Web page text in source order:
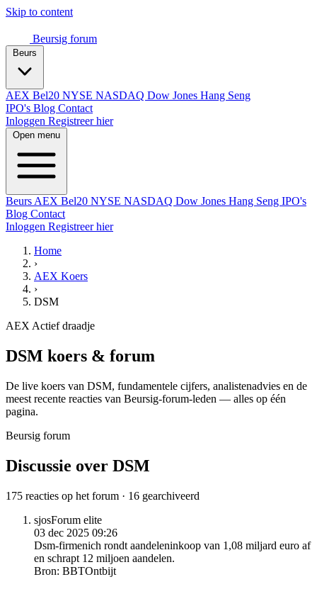
Skip to content
Beursig forum
AEX Bel20 NYSE NASDAQ Dow Jones Hang Seng
IPO's Blog Contact
Inloggen Registreer hier
Open menu
Beurs AEX Bel20 NYSE NASDAQ Dow Jones Hang Seng IPO's
Blog Contact
Inloggen Registreer hier
Home
›
AEX Koers
›
DSM
AEX Actief draadje
DSM koers & forum
De live koers van DSM, fundamentele cijfers, analisten­advies en de
meest recente reacties van Beursig-forum-leden — alles op één
pagina.
Beursig forum
Discussie over DSM
175 reacties op het forum · 16 gearchiveerd
sjosForum elite
03 dec 2025 09:26
Dsm-firmenich rondt aandeleninkoop van 1,08 miljard euro af
en schrapt 12 miljoen aandelen.
Bron: BBTOntbijt